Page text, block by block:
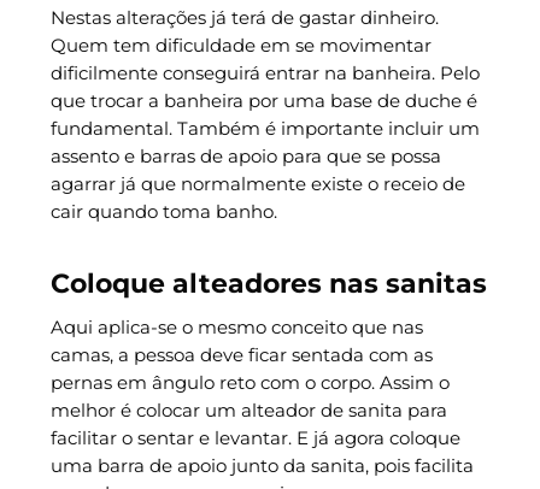
Nestas alterações já terá de gastar dinheiro.
Quem tem dificuldade em se movimentar
dificilmente conseguirá entrar na banheira. Pelo
que trocar a banheira por uma base de duche é
fundamental. Também é importante incluir um
assento e barras de apoio para que se possa
agarrar já que normalmente existe o receio de
cair quando toma banho.
Coloque alteadores nas sanitas
Aqui aplica-se o mesmo conceito que nas
camas, a pessoa deve ficar sentada com as
pernas em ângulo reto com o corpo. Assim o
melhor é colocar um alteador de sanita para
facilitar o sentar e levantar. E já agora coloque
uma barra de apoio junto da sanita, pois facilita